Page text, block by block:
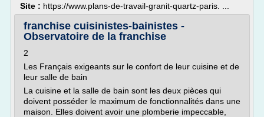
Site : https://www.plans-de-travail-granit-quartz-paris. ...
franchise cuisinistes-bainistes -
Observatoire de la franchise
2
Les Français exigeants sur le confort de leur cuisine et de
leur salle de bain
La cuisine et la salle de bain sont les deux pièces qui
doivent posséder le maximum de fonctionnalités dans une
maison. Elles doivent avoir une plomberie impeccable,